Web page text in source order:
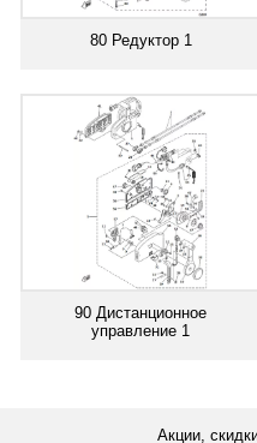
80 Редуктор 1
90 Дистанционное
управление 1
Акции,